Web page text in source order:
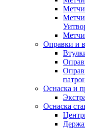
Оправки и
Оснаска и
Оснаска